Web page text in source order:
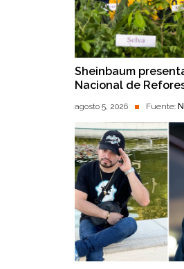
Sheinbaum
Nacional de
agosto 5, 2026 Fuente: